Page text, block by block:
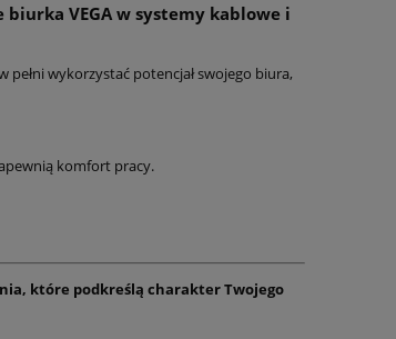
VEGA w systemy kablowe i
pełni wykorzystać potencjał swojego biura,
komfort pracy.
które podkreślą charakter Twojego